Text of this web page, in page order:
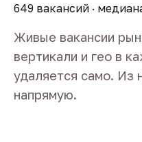
649 вакансий ·
Живые вакансии
вертикали и гео в
удаляется само. Из
напрямую.